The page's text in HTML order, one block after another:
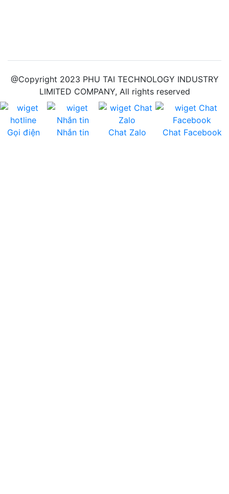
@Copyright 2023 PHU TAI TECHNOLOGY INDUSTRY
LIMITED COMPANY, All rights reserved
Gọi điện Nhắn tin Chat Zalo Chat Facebook